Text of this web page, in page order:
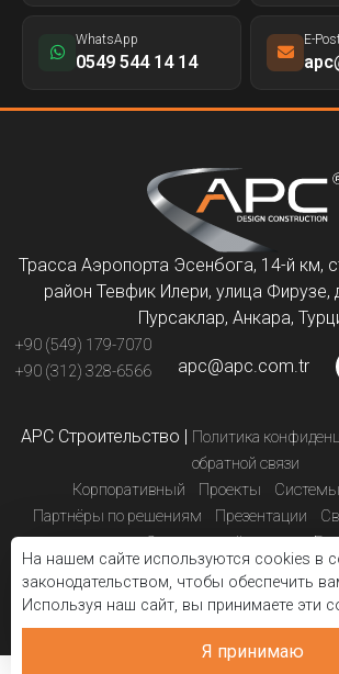
На нашем сайте используются cookies в
законодательством, чтобы обеспечить
Используя наш сайт, вы принимаете эти
Я принимаю
WhatsApp
0549 544 14 14
E-
Трасса Аэропорта Эсенбога, 14-й км,
район Тевфик Илери, улица Фирузе,
Пурсаклар, Анкара,
+90 (549) 179-7070
+90 (312) 328-6566
apc@apc.com.tr
APC Строительство | Политика
обратной связи
Корпоративный
Проекты Системы
Партнёры по решениям
Презентации
Электронный каталог